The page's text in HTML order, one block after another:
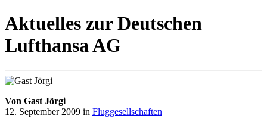
Aktuelles zur Deutschen
Lufthansa AG
Von Gast Jörgi
12. September 2009 in Fluggesellschaften